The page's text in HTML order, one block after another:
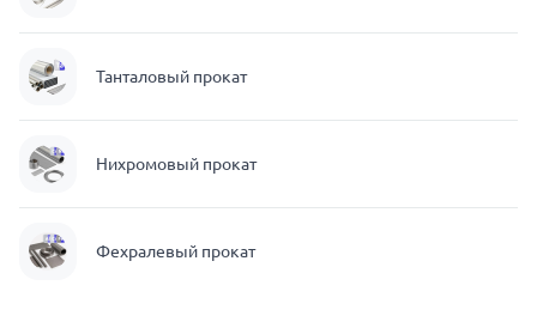
Танталовый прокат
Нихромовый прокат
Фехралевый прокат